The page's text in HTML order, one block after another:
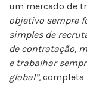
um mercado de
objetivo sempre
simples de
de contratação,
e trabalhar
global”, completa